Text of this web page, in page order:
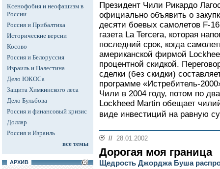
Ксенофобия и неофашизм в
России
Россия и Прибалтика
Исторические версии
Косово
Россия и Белоруссия
Израиль и Палестина
Дело ЮКОСа
Защита Химкинского леса
Дело Бульбова
Россия и финансовый кризис
Доллар
Россия и Израиль
все темы
АРХИВ
Президент Чили Рикардо
официально объявить о
десяти боевых самолетов F-
газета La Tercera, которая
последний срок, когда
американской фирмой
процентной скидкой.
сделки (без скидки)
программе «Истребитель-
Чили в 2004 году, потом по
Lockheed Martin обещает
виде инвестиций на равную
// 28.01.2002
Дорогая моя граница
Щедрость Джорджа Буша